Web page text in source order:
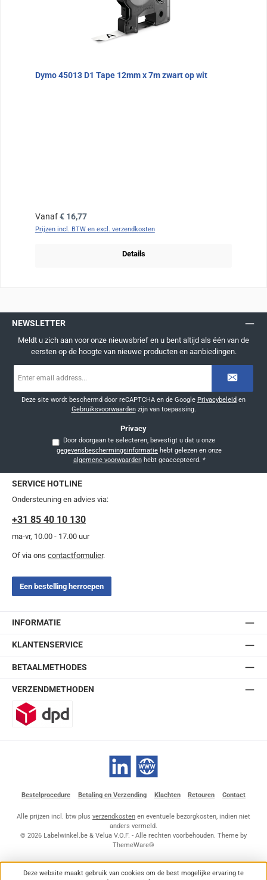
Dymo 45013 D1 Tape 12mm x 7m zwart op wit
Normale prijs:
Vanaf€ 16,77
Prijzen incl. BTW en excl. verzendkosten
Details
NEWSLETTER
Meldt u zich aan voor onze nieuwsbrief en u bent altijd als één van de
eersten op de hoogte van nieuwe producten en aanbiedingen.
mailadres
Deze site wordt beschermd door reCAPTCHA en de Google Privacybeleid en
Gebruiksvoorwaardenzijn van toepassing.
Privacy
Door doorgaan te selecteren, bevestigt u dat u onze
gegevensbeschermingsinformatie
algemene voorwaardenhebt geaccepteerd. *
SERVICE HOTLINE
Ondersteuning en advies via:
+31 85 40 10 130
ma-vr, 10.00 - 17.00 uur
Of via ons contactformulier.
Een bestelling herroepen
INFORMATIE
KLANTENSERVICE
BETAALMETHODES
VERZENDMETHODEN
LinkedIn Website
Bestelprocedure Betaling en Verzending Klachten Retouren Contact
Alle prijzen incl. btw plus verzendkosten en eventuele bezorgkosten, indien niet
anders vermeld.
© 2026 Labelwinkel.be & Velua V.O.F. - Alle rechten voorbehouden. Theme by
ThemeWare®
Deze website maakt gebruik van cookies om de best mogelijke ervaring te